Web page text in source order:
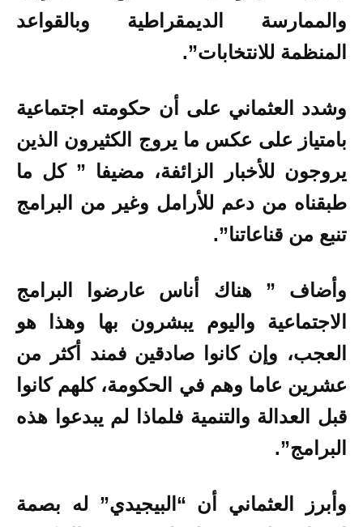
والممارسة الديمقراطية وبالقواعد
المنظمة للانتخابات”.
وشدد العثماني على أن حكومته اجتماعية
بامتياز على عكس ما يروج الكثيرون الذين
يروجون للأخبار الزائفة، مضيفا ” كل ما
طبقناه من دعم للأرامل وغير من البرامج
تنبع من قناعاتنا”.
وأضاف ” هناك أناس عارضوا البرامج
الاجتماعية واليوم يبشرون بها وهذا هو
العجب، وإن كانوا صادقين فمند أكثر من
عشرين عاما وهم في الحكومة، كلهم كانوا
قبل العدالة والتنمية فلماذا لم يبدعوا هذه
البرامج”.
وأبرز العثماني أن “البيجيدي” له بصمة